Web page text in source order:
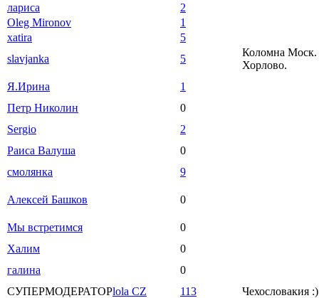
лариса
2
Oleg Mironov
1
xatira
5
slavjanka
5
Коломна Моск.
Хорлово.
Я.Ирина
1
Петр Николин
0
Sergio
2
Раиса Валуша
0
смолянка
9
Алексей Башков 0
Мы встретимся
0
Халим
0
галина
0
СУПЕРМОДЕРАТОРlola CZ 113
Чехословакия :)